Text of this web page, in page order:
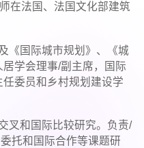
在法国、法国文化部建筑
《国际城市规划》、《城
学会理事/副主席，国际
委员和乡村规划建设学
叉和国际比较研究。负责/
托和国际合作等课题研